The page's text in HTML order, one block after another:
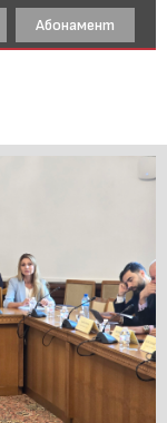
Абонамент